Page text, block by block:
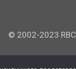
© 2002-2023